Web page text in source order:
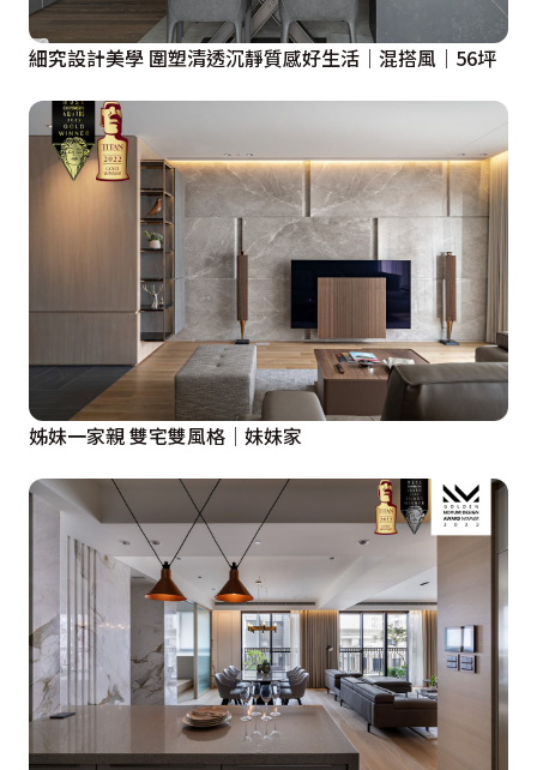
細究設計美學 圍塑清透沉靜質感好生活│混搭風│56坪
姊妹一家親 雙宅雙風格│妹妹家